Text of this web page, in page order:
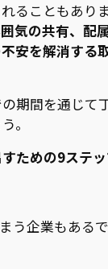
ることもあり
気の共有、配
安を解消する
期間を通じて
。
ための9ステ
う企業もある